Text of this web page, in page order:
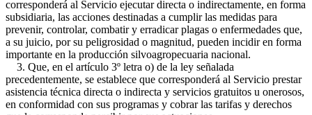
corresponderá al Servicio ejecutar directa o indirectamente, en forma
subsidiaria, las acciones destinadas a cumplir las medidas para
prevenir, controlar, combatir y erradicar plagas o enfermedades que,
a su juicio, por su peligrosidad o magnitud, pueden incidir en forma
importante en la producción silvoagropecuaria nacional.
3. Que, en el artículo 3º letra o) de la ley señalada
precedentemente, se establece que corresponderá al Servicio prestar
asistencia técnica directa o indirecta y servicios gratuitos u onerosos,
en conformidad con sus programas y cobrar las tarifas y derechos